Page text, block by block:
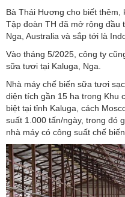
Bà Thái Hương cho biết
Tập đoàn TH đã mở rộng
Nga, Australia và sắp tới là
Vào tháng 5/2025, công ty
sữa tươi tại Kaluga, Nga.
Nhà máy chế biến sữa tươi
diện tích gần 15 ha trong Khu
biệt tại tỉnh Kaluga, cách
suất 1.000 tấn/ngày, trong đó
nhà máy có công suất chế